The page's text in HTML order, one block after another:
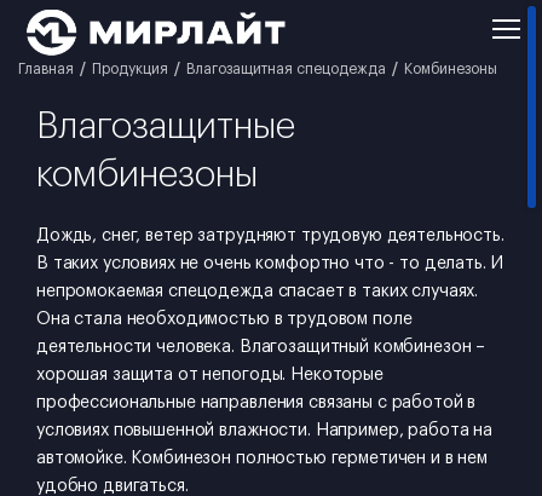
Главная Продукция Влагозащитная спецодежда Комбинезоны
Влагозащитные
комбинезоны
Дождь, снег, ветер затрудняют трудовую деятельность.
В таких условиях не очень комфортно что - то делать. И
непромокаемая спецодежда спасает в таких случаях.
Она стала необходимостью в трудовом поле
деятельности человека. Влагозащитный комбинезон –
хорошая защита от непогоды. Некоторые
профессиональные направления связаны с работой в
условиях повышенной влажности. Например, работа на
автомойке. Комбинезон полностью герметичен и в нем
удобно двигаться.